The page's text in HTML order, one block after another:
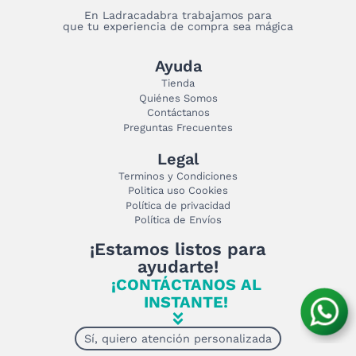
En Ladracadabra trabajamos para
que tu experiencia de compra sea mágica
Ayuda
Tienda
Quiénes Somos
Contáctanos
Preguntas Frecuentes
Legal
Terminos y Condiciones
Politica uso Cookies
Política de privacidad
Política de Envíos
¡Estamos listos para
ayudarte!
¡CONTÁCTANOS AL
INSTANTE!
Sí, quiero atención personalizada